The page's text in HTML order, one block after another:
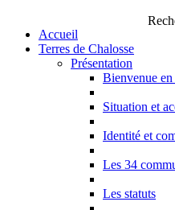
Accueil
Terres de Chalosse
Présentation
Bienvenue en
Situation et
Identité et
Les 34
Les statuts